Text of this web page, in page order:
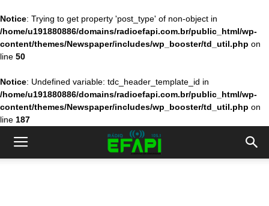
Notice: Trying to get property 'post_type' of non-object in
/home/u191880886/domains/radioefapi.com.br/public_html/wp-
content/themes/Newspaper/includes/wp_booster/td_util.php on
line 50
Notice: Undefined variable: tdc_header_template_id in
/home/u191880886/domains/radioefapi.com.br/public_html/wp-
content/themes/Newspaper/includes/wp_booster/td_util.php on
line 187